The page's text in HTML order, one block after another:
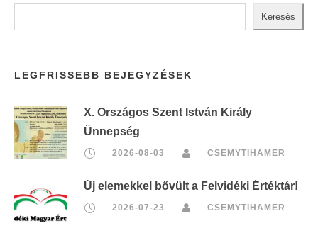
Keresés
LEGFRISSEBB BEJEGYZÉSEK
X. Országos Szent István Király
Ünnepség
2026-08-03 CSEMYTIHAMER
Új elemekkel bővült a Felvidéki Értéktár!
2026-07-23 CSEMYTIHAMER